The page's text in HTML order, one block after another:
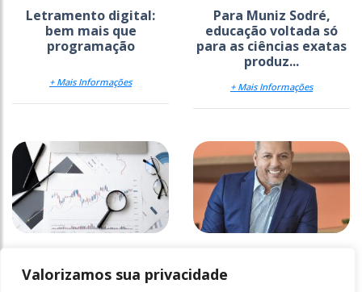
Valorizamos sua privacidade
Letramento digital:
bem mais que
programação
+ Mais Informações
Para Muniz Sodré,
educação voltada só
para as ciências exatas
produz...
+ Mais Informações
da educação superior
transformações?